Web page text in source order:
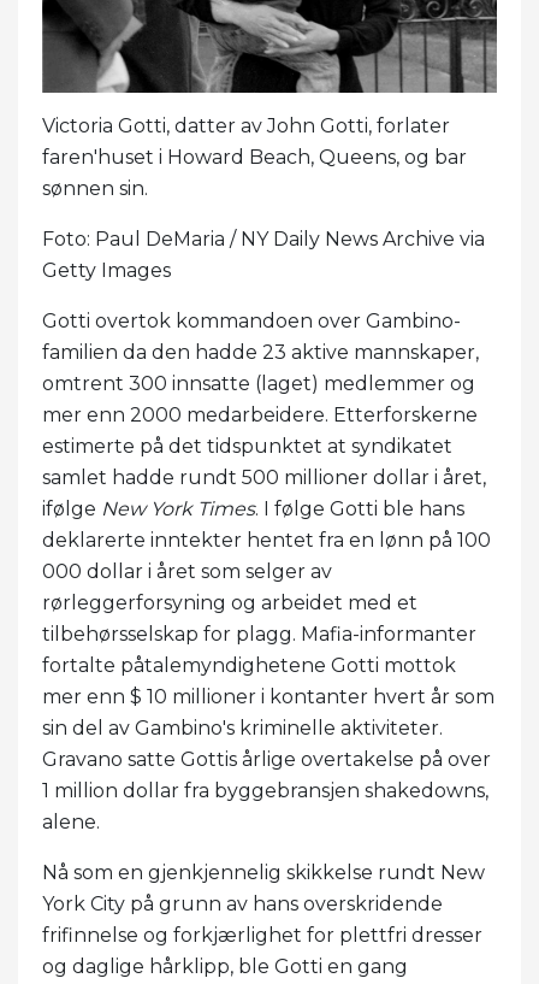
Victoria Gotti, datter av John Gotti, forlater
faren'huset i Howard Beach, Queens, og bar
sønnen sin.
Foto: Paul DeMaria / NY Daily News Archive via
Getty Images
Gotti overtok kommandoen over Gambino-
familien da den hadde 23 aktive mannskaper,
omtrent 300 innsatte (laget) medlemmer og
mer enn 2000 medarbeidere. Etterforskerne
estimerte på det tidspunktet at syndikatet
samlet hadde rundt 500 millioner dollar i året,
ifølge New York Times. I følge Gotti ble hans
deklarerte inntekter hentet fra en lønn på 100
000 dollar i året som selger av
rørleggerforsyning og arbeidet med et
tilbehørsselskap for plagg. Mafia-informanter
fortalte påtalemyndighetene Gotti mottok
mer enn $ 10 millioner i kontanter hvert år som
sin del av Gambino's kriminelle aktiviteter.
Gravano satte Gottis årlige overtakelse på over
1 million dollar fra byggebransjen shakedowns,
alene.
Nå som en gjenkjennelig skikkelse rundt New
York City på grunn av hans overskridende
frifinnelse og forkjærlighet for plettfri dresser
og daglige hårklipp, ble Gotti en gang